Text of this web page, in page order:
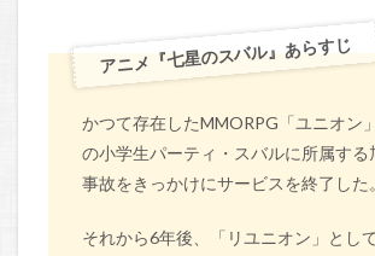
アニメ『七星のスバル』あらすじ
かつて存在したMMORPG「ユニオン
の小学生パーティ・スバルに所属する
事故をきっかけにサービスを終了した。
それから6年後、「リユニオン」とし